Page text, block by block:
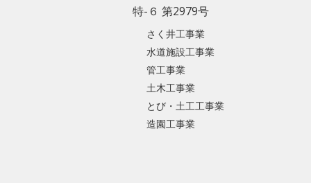
特-６ 第2979号
さく井工事業
水道施設工事業
管工事業
土木工事業
とび・土工工事業
造園工事業